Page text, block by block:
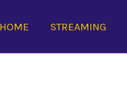
HOME STREAMING